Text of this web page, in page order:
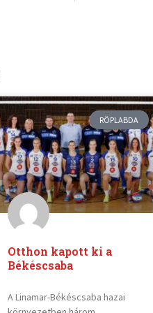
RÖPLABDA
Otthon kapott ki a
Békéscsaba
A Linamar-Békéscsaba hazai